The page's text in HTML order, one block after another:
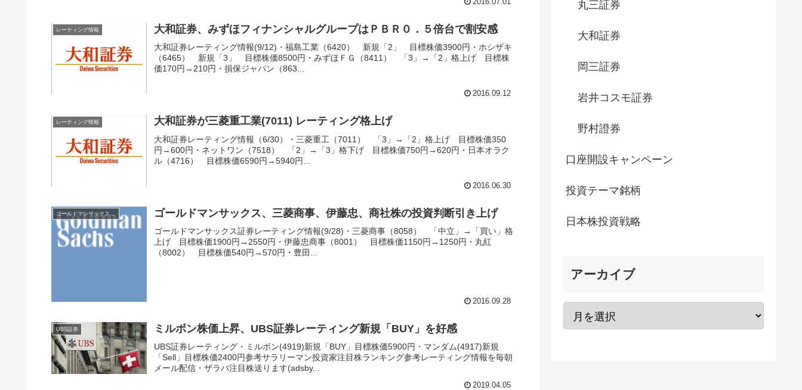
レーティング情報 大和証券、みずほフィナンシャルグループはＰＢＲ０．５倍台で割安感
大和証券レーティング情報(9/12)・福島工業（6420） 新規「2」 目標株価3900円・ホシザキ
（6465） 新規「3」 目標株価8500円・みずほＦＧ（8411） 「3」→「2」格上げ 目標株
価170円→210円・損保ジャパン（863...
2016.09.12
レーティング情報 大和証券が三菱重工業(7011) レーティング格上げ
大和証券レーティング情報（6/30）・三菱重工（7011） 「3」→「2」格上げ 目標株価350
円→600円・ネットワン（7518） 「2」→「3」格下げ 目標株価750円→620円・日本オラク
ル（4716） 目標株価6590円→5940円...
2016.06.30
ゴールドマンサックス証券 ゴールドマンサックス、三菱商事、伊藤忠、商社株の投資判断引き上げ
ゴールドマンサックス証券レーティング情報(9/28)・三菱商事（8058） 「中立」→「買い」格
上げ 目標株価1900円→2550円・伊藤忠商事（8001） 目標株価1150円→1250円・丸紅
（8002） 目標株価540円→570円・豊田...
2016.09.28
UBS証券 ミルボン株価上昇、UBS証券レーティング新規「BUY」を好感
UBS証券レーティング・ミルボン(4919)新規「BUY」目標株価5900円・マンダム(4917)新規
「Sell」目標株価2400円参考サラリーマン投資家注目株ランキング参考レーティング情報を毎朝
メール配信・ザラバ注目株送ります(adsby...
2019.04.05
丸三証券
大和証券
岡三証券
岩井コスモ証券
野村證券
口座開設キャンペーン
投資テーマ銘柄
日本株投資戦略
アーカイブ